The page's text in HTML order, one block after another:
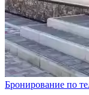
Бронирование по